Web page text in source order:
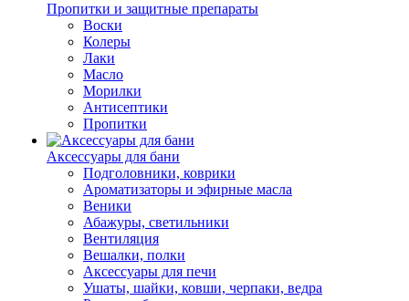
Пропитки и защитные препараты
Воски
Колеры
Лаки
Масло
Морилки
Антисептики
Пропитки
Аксессуары для бани
Подголовники, коврики
Ароматизаторы и эфирные масла
Веники
Абажуры, светильники
Вентиляция
Вешалки, полки
Аксессуары для печи
Ушаты, шайки, ковши, черпаки, ведра